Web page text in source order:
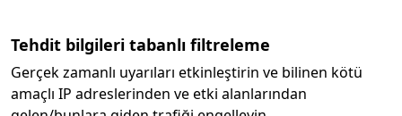
Tehdit bilgileri tabanlı filtreleme
Gerçek zamanlı uyarıları etkinleştirin ve bilinen kötü
amaçlı IP adreslerinden ve etki alanlarından